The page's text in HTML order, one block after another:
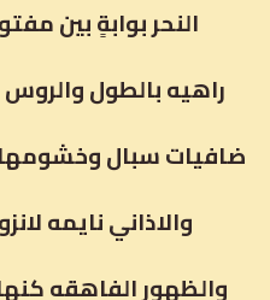
النحر بوابةٍ بين
راهيه بالطول
ضافيات سبال
والاذاني نايمه
والظهور الفاهقه